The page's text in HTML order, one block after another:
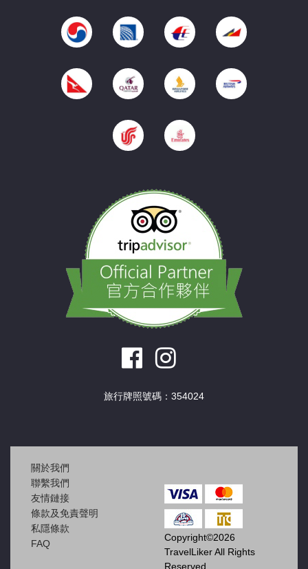
旅行牌照號碼：354024
關於我們
聯繫我們
友情鏈接
條款及免責聲明
私隱條款
FAQ
Copyright©2026
TravelLiker All Rights
Reserved.